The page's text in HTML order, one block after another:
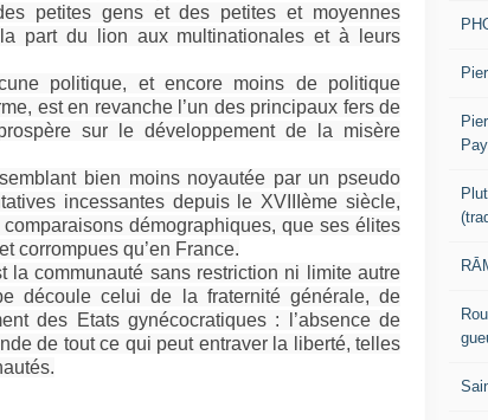
petites gens et des petites et moyennes
part du lion aux multinationales et à leurs
politique, et encore moins de politique
est en revanche l’un des principaux fers de
sur le développement de la misère
bien moins noyautée par un pseudo
incessantes depuis le XVIIIème siècle,
démographiques, que ses élites
corrompues qu’en France.
la communauté sans restriction ni limite autre
découle celui de la fraternité générale, de
des Etats gynécocratiques : l’absence de
de tout ce qui peut entraver la liberté, telles